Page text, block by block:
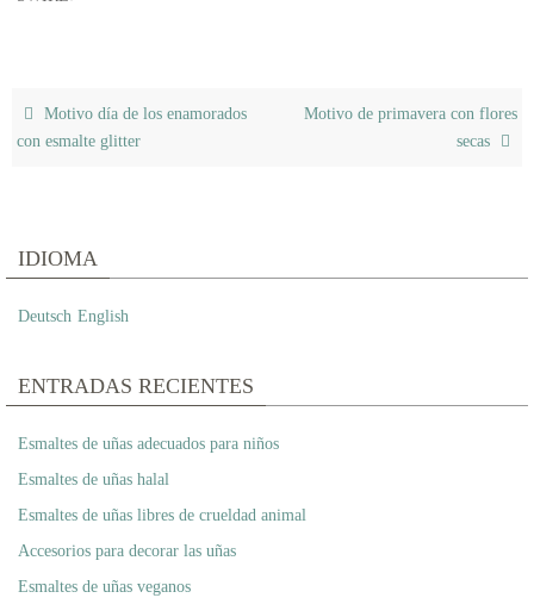
Motivo día de los enamorados
con esmalte glitter
Motivo de primavera con flores
secas
IDIOMA
Deutsch English
ENTRADAS RECIENTES
Esmaltes de uñas adecuados para niños
Esmaltes de uñas halal
Esmaltes de uñas libres de crueldad animal
Accesorios para decorar las uñas
Esmaltes de uñas veganos